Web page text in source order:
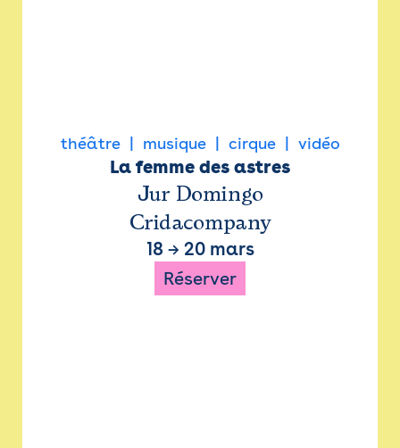
théâtre musique cirque vidéo
La femme des astres
Jur Domingo
Cridacompany
18 → 20 mars
Réserver